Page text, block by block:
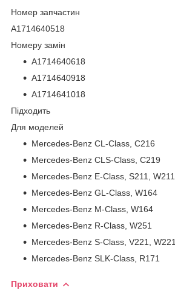
Номер запчастин
A1714640518
Номеру замін
A1714640618
A1714640918
A1714641018
Підходить
Для моделей
Mercedes-Benz CL-Class, C216
Mercedes-Benz CLS-Class, C219
Mercedes-Benz E-Class, S211, W211
Mercedes-Benz GL-Class, W164
Mercedes-Benz M-Class, W164
Mercedes-Benz R-Class, W251
Mercedes-Benz S-Class, V221, W221
Mercedes-Benz SLK-Class, R171
Приховати